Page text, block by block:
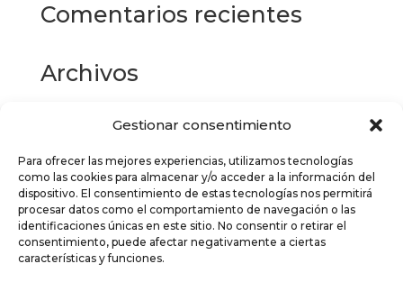
Gestionar consentimiento
Para ofrecer las mejores experiencias, utilizamos tecnologías
como las cookies para almacenar y/o acceder a la información del
dispositivo. El consentimiento de estas tecnologías nos permitirá
procesar datos como el comportamiento de navegación o las
identificaciones únicas en este sitio. No consentir o retirar el
consentimiento, puede afectar negativamente a ciertas
características y funciones.
Comentarios recientes
Archivos
Categorías
No hay categorías
Meta
Acceder
Feed de entradas